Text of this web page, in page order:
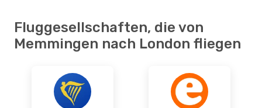
Fluggesellschaften, die von
Memmingen nach London fliegen